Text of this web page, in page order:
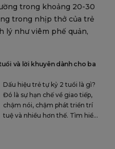
và lời khuyên dành cho ba
Dấu hiệu trẻ tự kỷ 2 tuổi là gì?
Đó là sự hạn chế về giao tiếp,
chậm nói, chậm phát triển trí
tuệ và nhiều hơn thế. Tìm hiểu
trong khoảng 20-30
trong nhịp thở của trẻ
lý như viêm phế quản,